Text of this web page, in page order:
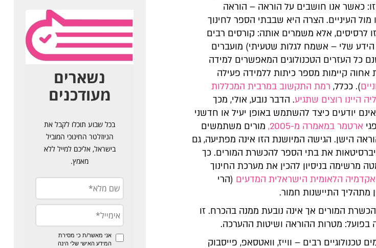
כאשר אנו חושבים על הוראה – הוראה
מול העיניים. הצרה היא שבבתי הספר לחינוך
לרסיסים, אלא משמרים אותה: קורסים רבים
שלי – אשמח לגלות שטעיתי) מועברים
כל העזרים הטכנולוגים המאפשרים למידה
קיימות מספר כיתות ללמידה פעילה
). ככלל, רמת התקשוב במרבית המכללות
היינו רוצים שתגיע. הדבר נובע, אולי, מכך
יודעים כיצד להשתמש באופן יעיל או חדשני
ארטמר במאמרה מ-2005,
מורים משתמשים
הישן. הגישה המיושנת הזו אינה מפתיעה, גם
את בתי הספר להכשרת המורים. כך
מרשימה בניסיון להכין את מערכת החינוך
הלאומית הישראלית המדעים (הרי
מתהליך התיישנות חמור.
המורים אך אינה נובעת ממנה בהכרח. זו
בפועל: מטרות ההוראה ושיטות ההערכה.
טכנולוגיים רבים – ווייז, וואטסאפ, פייסבוק